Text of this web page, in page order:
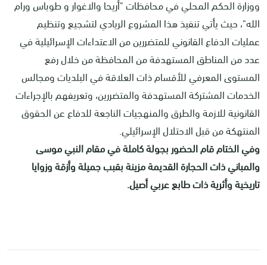
ووزارة الحكم المحلي في محافظات "أريحا والاغوار و طوباس ورام
الله"، حيث يأتي تنفيذ هذا المشروع الريادي لتشجيع وتنظيم
عمليات الدفاع القانوني للمتضررين من الاعتداءات الإسرائيلية في
عدد من المناطق المستهدفة من المحافظة من خلال رفع
المستوى المعرفي للأقسام ذات العلاقة في البلديات ومجالس
الخدمات المشتركة المستهدفة والمتضررين، وتعريفهم بالإجراءات
القانونية للازمة والطرق والمنهجيات الناجعة للدفاع عن الحقوق
المنتهكة من قبل الاحتلال الإسرائيلي.
وفي الختام قام الحضور بجولة كاملة في مقام النبي موسى
والمباني ذات الحجارة القديمة مزينة بقبب جميلة وأزقة وزوايا
تاريخية وأثرية ذات طابع عربي أصيل.